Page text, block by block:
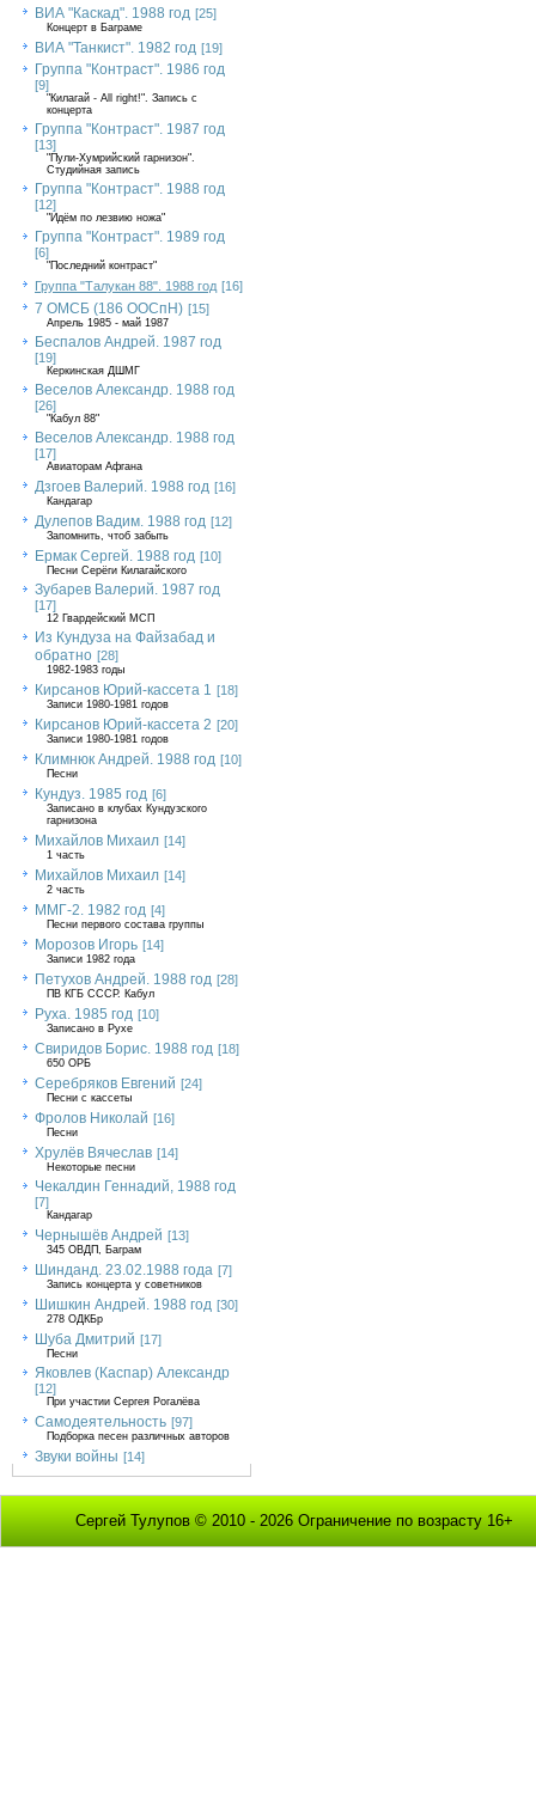
ВИА "Каскад". 1988 год [25]
Концерт в Баграме
ВИА "Танкист". 1982 год [19]
Группа "Контраст". 1986 год
[9]
"Килагай - All right!". Запись с
концерта
Группа "Контраст". 1987 год
[13]
"Пули-Хумрийский гарнизон".
Студийная запись
Группа "Контраст". 1988 год
[12]
"Идём по лезвию ножа"
Группа "Контраст". 1989 год
[6]
"Последний контраст"
Группа "Талукан 88". 1988 год [16]
7 ОМСБ (186 ООСпН) [15]
Апрель 1985 - май 1987
Беспалов Андрей. 1987 год
[19]
Керкинская ДШМГ
Веселов Александр. 1988 год
[26]
"Кабул 88"
Веселов Александр. 1988 год
[17]
Авиаторам Афгана
Дзгоев Валерий. 1988 год [16]
Кандагар
Дулепов Вадим. 1988 год [12]
Запомнить, чтоб забыть
Ермак Сергей. 1988 год [10]
Песни Серёги Килагайского
Зубарев Валерий. 1987 год
[17]
12 Гвардейский МСП
Из Кундуза на Файзабад и
обратно [28]
1982-1983 годы
Кирсанов Юрий-кассета 1 [18]
Записи 1980-1981 годов
Кирсанов Юрий-кассета 2 [20]
Записи 1980-1981 годов
Климнюк Андрей. 1988 год [10]
Песни
Кундуз. 1985 год [6]
Записано в клубах Кундузского
гарнизона
Михайлов Михаил [14]
1 часть
Михайлов Михаил [14]
2 часть
ММГ-2. 1982 год [4]
Песни первого состава группы
Морозов Игорь [14]
Записи 1982 года
Петухов Андрей. 1988 год [28]
ПВ КГБ СССР. Кабул
Руха. 1985 год [10]
Записано в Рухе
Свиридов Борис. 1988 год [18]
650 ОРБ
Серебряков Евгений [24]
Песни с кассеты
Фролов Николай [16]
Песни
Хрулёв Вячеслав [14]
Некоторые песни
Чекалдин Геннадий, 1988 год
[7]
Кандагар
Чернышёв Андрей [13]
345 ОВДП, Баграм
Шинданд. 23.02.1988 года [7]
Запись концерта у советников
Шишкин Андрей. 1988 год [30]
278 ОДКБр
Шуба Дмитрий [17]
Песни
Яковлев (Каспар) Александр
[12]
При участии Сергея Рогалёва
Самодеятельность [97]
Подборка песен различных авторов
Звуки войны [14]
Сергей Тулупов © 2010 - 2026 Ограничение по возрасту 16+